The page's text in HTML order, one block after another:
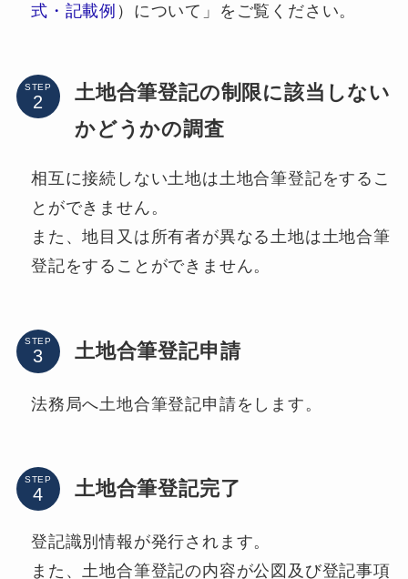
式・記載例 ）について」をご覧ください。
STEP
土地合筆登記の制限に該当しない
かどうかの調査
相互に接続しない土地は土地合筆登記をするこ
とができません。
また、地目又は所有者が異なる土地は土地合筆
登記をすることができません。
STEP 土地合筆登記申請
法務局へ土地合筆登記申請をします。
STEP 土地合筆登記完了
登記識別情報が発行されます。
また、土地合筆登記の内容が公図及び登記事項